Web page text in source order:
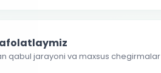
qabul jarayoni va maxsus chegirmalar